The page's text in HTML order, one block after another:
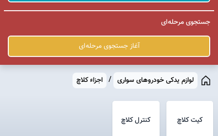
جستجوی مرحله ای
آغاز جستجوی مرحله ای
لوازم یدکی خودروهای سواری / اجزاء کلاچ
کیت کلاچ کنترل کلاچ